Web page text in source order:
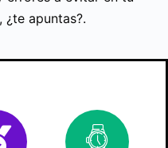
¿te apuntas?.
Certificado